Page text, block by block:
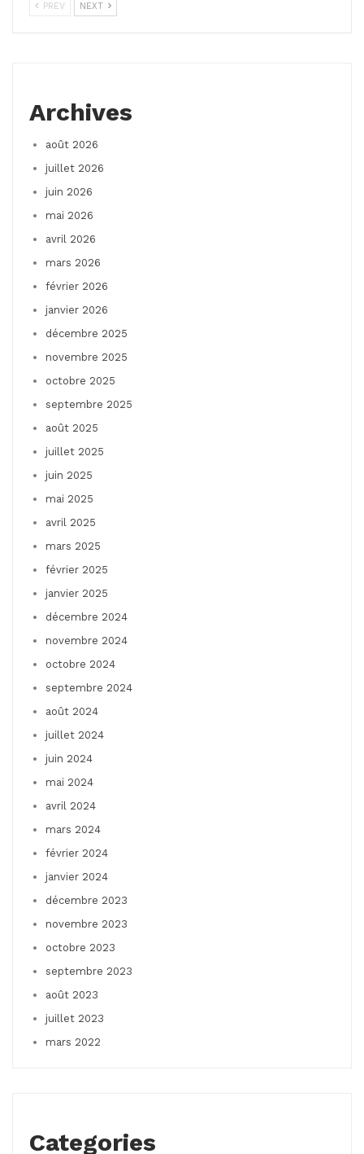
PREV NEXT
Archives
août 2026
juillet 2026
juin 2026
mai 2026
avril 2026
mars 2026
février 2026
janvier 2026
décembre 2025
novembre 2025
octobre 2025
septembre 2025
août 2025
juillet 2025
juin 2025
mai 2025
avril 2025
mars 2025
février 2025
janvier 2025
décembre 2024
novembre 2024
octobre 2024
septembre 2024
août 2024
juillet 2024
juin 2024
mai 2024
avril 2024
mars 2024
février 2024
janvier 2024
décembre 2023
novembre 2023
octobre 2023
septembre 2023
août 2023
juillet 2023
mars 2022
Categories